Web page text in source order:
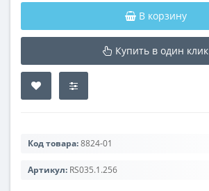
В корзину
Купить в один клик
Код товара:8824-01
Артикул: RS035.1.256